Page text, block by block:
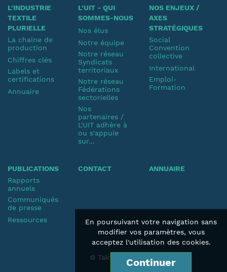
L'INDUSTRIE
TEXTILE
PLURIELLE
La chaine de
production
Chiffres clés
Labels et
certifications
Annuaire
L'UIT - QUI
SOMMES-NOUS
Nos élus
Notre équipe
Notre réseau
Syndicats
territoriaux
Notre réseau
Fédérations
sectorielles
Nos
partenaires /
L'UIT adhère à
ou s'appuie
sur...
NOS ENJEUX /
AXES
STRATÉGIQUES
Social
Convention
collective
International
Emploi-
Formation
PUBLICATIONS
Rapports
annuels
Communiqués
de presse
Ressources
CONTACT ANNUAIRE
© Taktik 2019
En poursuivant votre navigation sans
modifier vos paramètres, vous
acceptez l'utilisation des cookies.
Continuer